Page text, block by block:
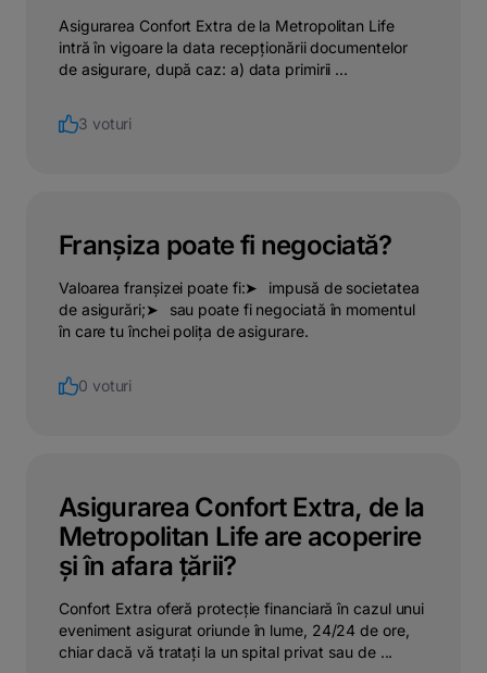
Asigurarea Confort Extra de la Metropolitan Life
intră în vigoare la data recepționării documentelor
de asigurare, după caz: a) data primirii ...
3 voturi
Franșiza poate fi negociată?
Valoarea franșizei poate fi:➤⠀impusă de societatea
de asigurări;➤⠀sau poate fi negociată în momentul
în care tu închei polița de asigurare.
0 voturi
Asigurarea Confort Extra, de la
Metropolitan Life are acoperire
și în afara țării?
Confort Extra oferă protecție financiară în cazul unui
eveniment asigurat oriunde în lume, 24/24 de ore,
chiar dacă vă tratați la un spital privat sau de ...